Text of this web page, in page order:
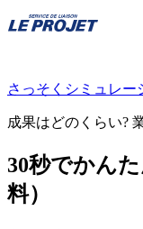
さっそくシミュレー
成果はどのくらい?
30秒でかん
料）